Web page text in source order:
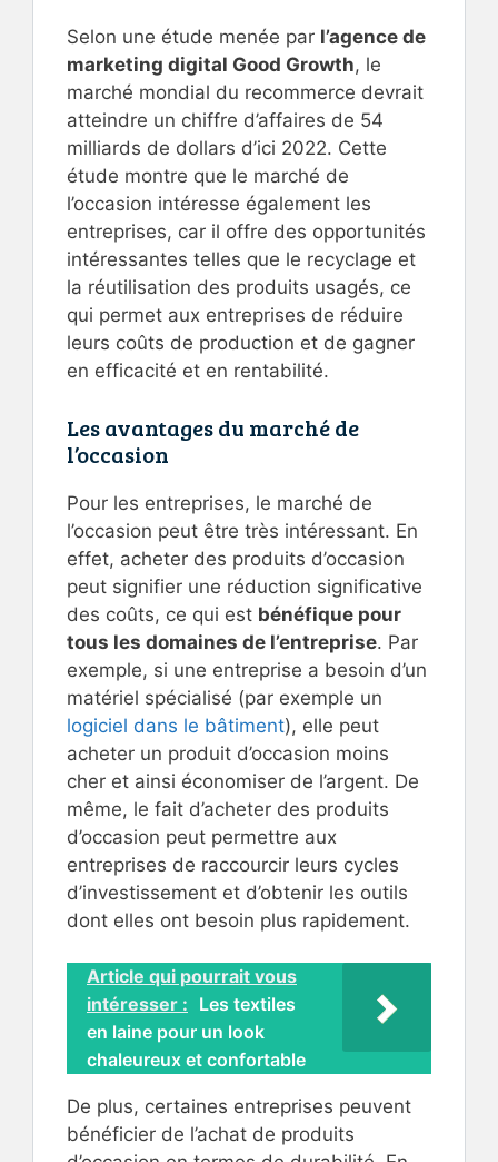
Selon une étude menée par l’agence de
marketing digital Good Growth, le
marché mondial du recommerce devrait
atteindre un chiffre d’affaires de 54
milliards de dollars d’ici 2022. Cette
étude montre que le marché de
l’occasion intéresse également les
entreprises, car il offre des opportunités
intéressantes telles que le recyclage et
la réutilisation des produits usagés, ce
qui permet aux entreprises de réduire
leurs coûts de production et de gagner
en efficacité et en rentabilité.
Les avantages du marché de
l’occasion
Pour les entreprises, le marché de
l’occasion peut être très intéressant. En
effet, acheter des produits d’occasion
peut signifier une réduction significative
des coûts, ce qui est bénéfique pour
tous les domaines de l’entreprise. Par
exemple, si une entreprise a besoin d’un
matériel spécialisé (par exemple un
logiciel dans le bâtiment), elle peut
acheter un produit d’occasion moins
cher et ainsi économiser de l’argent. De
même, le fait d’acheter des produits
d’occasion peut permettre aux
entreprises de raccourcir leurs cycles
d’investissement et d’obtenir les outils
dont elles ont besoin plus rapidement.
Article qui pourrait vous
intéresser : Les textiles
en laine pour un look
chaleureux et confortable
De plus, certaines entreprises peuvent
bénéficier de l’achat de produits